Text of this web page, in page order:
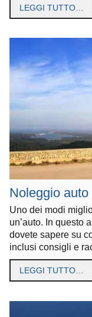
LEGGI TUTTO…
Noleggio auto
Uno dei modi
un’auto. In questo
dovete sapere su
inclusi consigli e
LEGGI TUTTO…